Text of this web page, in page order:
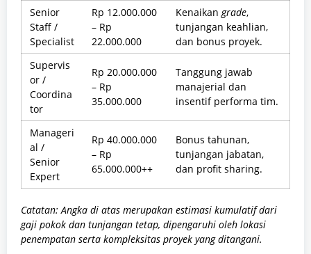
Senior
Staff /
Specialist
Rp 12.000.000
– Rp
22.000.000
Kenaikangrade,
tunjangan keahlian,
dan bonus proyek.
Supervis
or /
Coordina
tor
Rp 20.000.000
– Rp
35.000.000
Tanggung jawab
manajerial dan
insentif performa tim.
Manageri
al /
Senior
Expert
Rp 40.000.000
– Rp
65.000.000++
Bonus tahunan,
tunjangan jabatan,
dan profit sharing.
Catatan: Angka di atas merupakan estimasi kumulatif dari
gaji pokok dan tunjangan tetap, dipengaruhi oleh lokasi
penempatan serta kompleksitas proyek yang ditangani.